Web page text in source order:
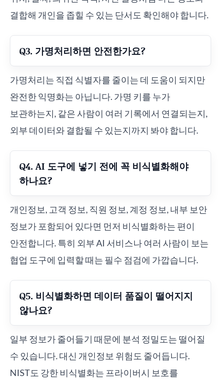
결합해 개인을 좁힐 수 있는 단서도 확인해야 합니다.
Q3. 가명처리하면 안전한가요?
가명처리는 직접 식별자를 줄이는 데 도움이 되지만
완전한 익명화는 아닙니다. 가명 키를 누가
보관하는지, 같은 사람이 여러 기록에서 연결되는지,
외부 데이터와 결합될 수 있는지까지 봐야 합니다.
Q4. AI 도구에 넣기 전에 꼭 비식별화해야
하나요?
개인정보, 고객 정보, 직원 정보, 계정 정보, 내부 보안
정보가 포함되어 있다면 먼저 비식별화하는 편이
안전합니다. 특히 외부 AI 서비스나 여러 사람이 보는
협업 도구에 입력할 때는 필수 점검에 가깝습니다.
Q5. 비식별화하면 데이터 품질이 떨어지지
않나요?
일부 정보가 줄어들기 때문에 분석 정밀도는 떨어질
수 있습니다. 대신 개인정보 위험도 줄어듭니다.
NIST도 강한 비식별화는 프라이버시 보호를